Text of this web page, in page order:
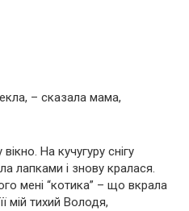
– сказала мама,
На кучугуру снігу
лапками і знову кралася.
мені “котика” – що вкрала
мій тихий Володя,